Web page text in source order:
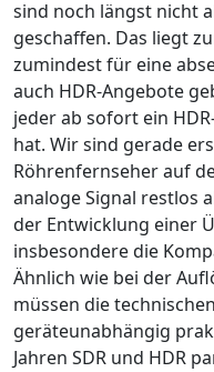
sind noch längst nicht
geschaffen. Das liegt
zumindest für eine
auch HDR-Angebote
jeder ab sofort ein
hat. Wir sind gerade
Röhrenfernseher auf
analoge Signal restlos
der Entwicklung einer
insbesondere die
Ähnlich wie bei der
müssen die
geräteunabhängig
Jahren SDR und HDR